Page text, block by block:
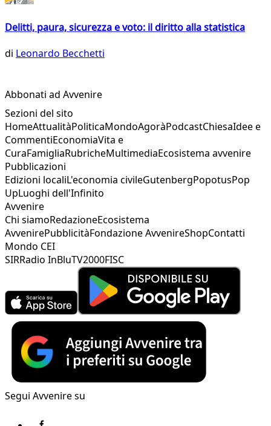
Delitti, paura, sicurezza e voto: il diritto alla statistica
di Leonardo Becchetti
Abbonati ad Avvenire
Sezioni del sito
HomeAttualitàPoliticaMondoAgoràPodcastChiesaIdee e
CommentiEconomiaVita e
CuraFamigliaRubricheMultimediaEcosistema avvenire
Pubblicazioni
Edizioni localiL'economia civileGutenbergPopotusPop
UpLuoghi dell'Infinito
Avvenire
Chi siamoRedazioneEcosistema
AvvenirePubblicitàFondazione AvvenireShopContatti
Mondo CEI
SIRRadio InBluTV2000FISC
Segui Avvenire su